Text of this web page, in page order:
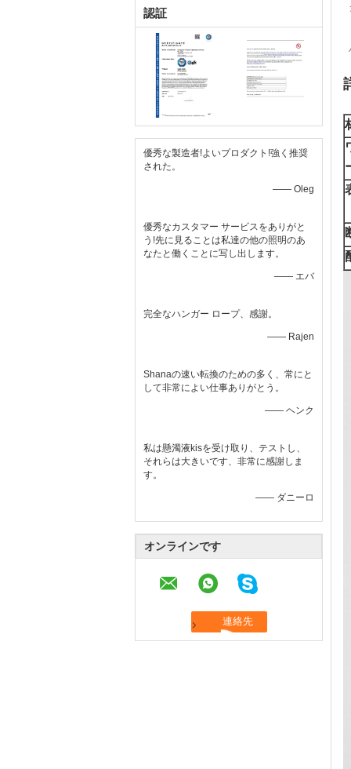
認証
優秀な製造者!よいプロダクト!強く推奨
された。
—— Oleg
優秀なカスタマー サービスをありがと
う!先に見ることは私達の他の照明のあ
なたと働くことに写し出します。
—— エバ
完全なハンガー ロープ、感謝。
—— Rajen
Shanaの速い転換のための多く、常にと
して非常によい仕事ありがとう。
—— ヘンク
私は懸濁液kisを受け取り、テストし、
それらは大きいです、非常に感謝しま
す。
—— ダニーロ
オンラインです